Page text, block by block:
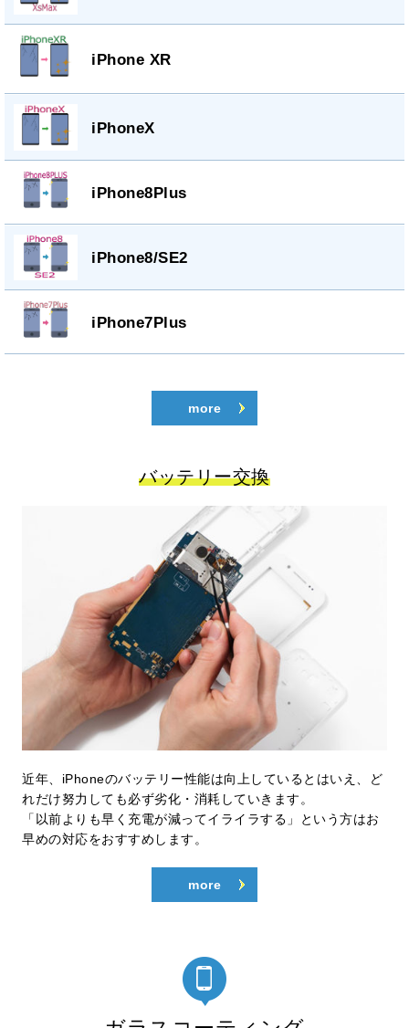
iPhone XR
iPhoneX
iPhone8Plus
iPhone8/SE2
iPhone7Plus
more
バッテリー交換
近年、iPhoneのバッテリー性能は向上しているとはいえ、ど
れだけ努力しても必ず劣化・消耗していきます。
「以前よりも早く充電が減ってイライラする」という方はお
早めの対応をおすすめします。
more